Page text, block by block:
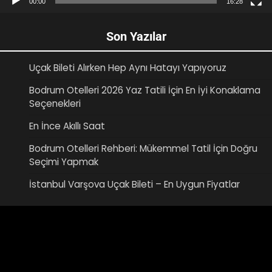
Son Yazılar
Uçak Bileti Alırken Hep Aynı Hatayı Yapıyoruz
Bodrum Otelleri 2026 Yaz Tatili İçin En İyi Konaklama
Seçenekleri
En İnce Akıllı Saat
Bodrum Otelleri Rehberi: Mükemmel Tatil İçin Doğru
Seçimi Yapmak
İstanbul Varşova Uçak Bileti – En Uygun Fiyatlar